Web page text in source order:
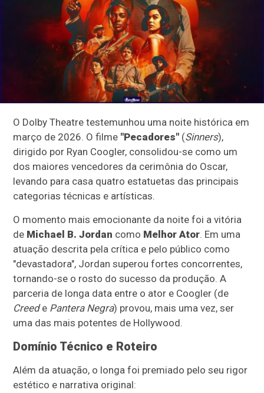
O Dolby Theatre testemunhou uma noite histórica em
março de 2026. O filme "Pecadores" (Sinners),
dirigido por Ryan Coogler, consolidou-se como um
dos maiores vencedores da cerimônia do Oscar,
levando para casa quatro estatuetas das principais
categorias técnicas e artísticas.
O momento mais emocionante da noite foi a vitória
de Michael B. Jordan como Melhor Ator. Em uma
atuação descrita pela crítica e pelo público como
"devastadora", Jordan superou fortes concorrentes,
tornando-se o rosto do sucesso da produção. A
parceria de longa data entre o ator e Coogler (de
Creede Pantera Negra) provou, mais uma vez, ser
uma das mais potentes de Hollywood.
Domínio Técnico e Roteiro
Além da atuação, o longa foi premiado pelo seu rigor
estético e narrativa original: